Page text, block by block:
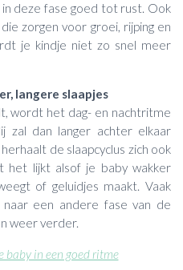
deze fase goed tot rust. Ook
zorgen voor groei, rijping en
je kindje niet zo snel meer
langere slaapjes
wordt het dag- en nachtritme
zal dan langer achter elkaar
de slaapcyclus zich ook
het lijkt alsof je baby wakker
of geluidjes maakt. Vaak
een andere fase van de
weer verder.
baby in een goed ritme